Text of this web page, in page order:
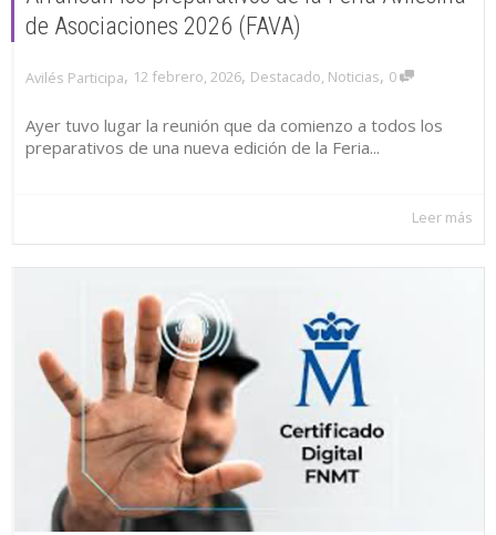
de Asociaciones 2026 (FAVA)
Avilés Participa, 12 febrero, 2026, Destacado, Noticias, 0
Ayer tuvo lugar la reunión que da comienzo a todos los
preparativos de una nueva edición de la Feria...
Leer más